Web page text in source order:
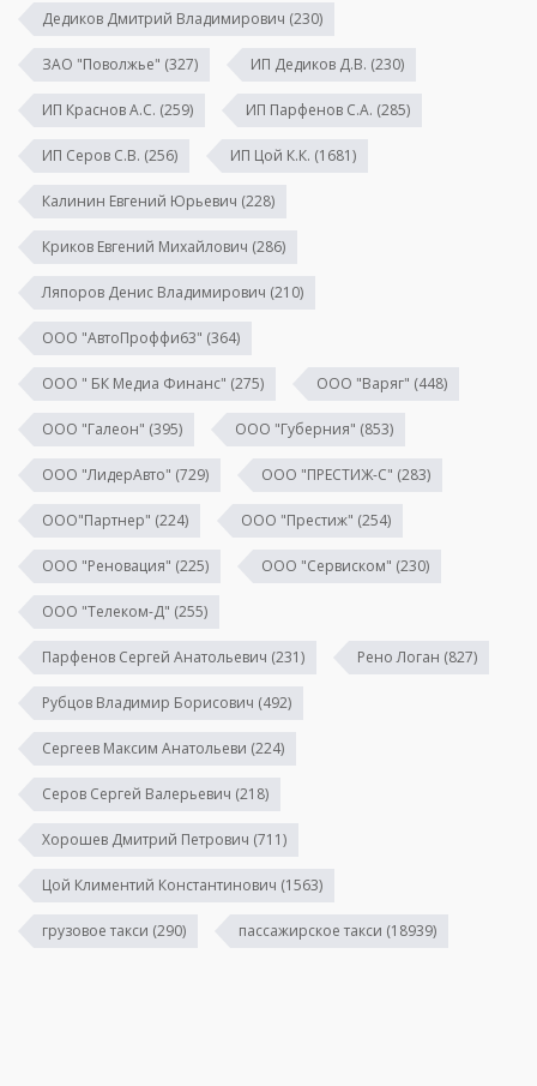
Дедиков Дмитрий Владимирович (230)
ЗАО "Поволжье" (327) ИП Дедиков Д.В. (230)
ИП Краснов А.С. (259) ИП Парфенов С.А. (285)
ИП Серов С.В. (256) ИП Цой К.К. (1681)
Калинин Евгений Юрьевич (228)
Криков Евгений Михайлович (286)
Ляпоров Денис Владимирович (210)
ООО "АвтоПроффи63" (364)
ООО " БК Медиа Финанс" (275) ООО "Варяг" (448)
ООО "Галеон" (395) ООО "Губерния" (853)
ООО "ЛидерАвто" (729) ООО "ПРЕСТИЖ-С" (283)
ООО"Партнер" (224) ООО "Престиж" (254)
ООО "Реновация" (225) ООО "Сервиском" (230)
ООО "Телеком-Д" (255)
Парфенов Сергей Анатольевич (231) Рено Логан (827)
Рубцов Владимир Борисович (492)
Сергеев Максим Анатольеви (224)
Серов Сергей Валерьевич (218)
Хорошев Дмитрий Петрович (711)
Цой Климентий Константинович (1563)
грузовое такси (290) пассажирское такси (18939)